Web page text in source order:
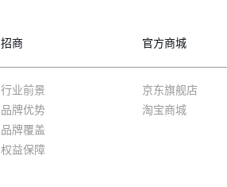
招商 官方商城
行业前景
品牌优势
品牌覆盖
权益保障
京东旗舰店
淘宝商城